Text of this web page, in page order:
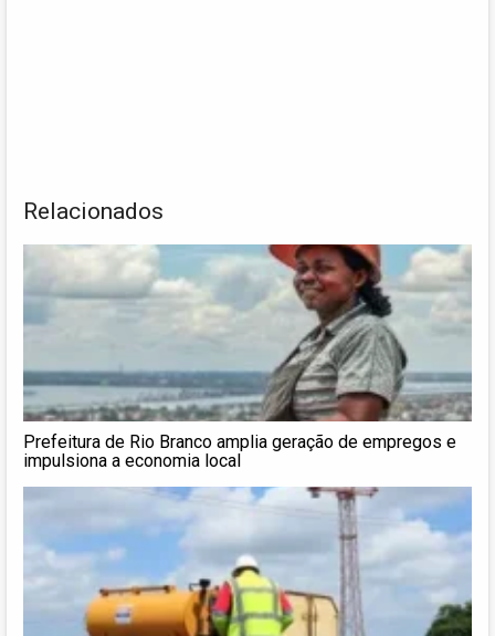
Relacionados
Prefeitura de Rio Branco amplia geração de empregos e
impulsiona a economia local